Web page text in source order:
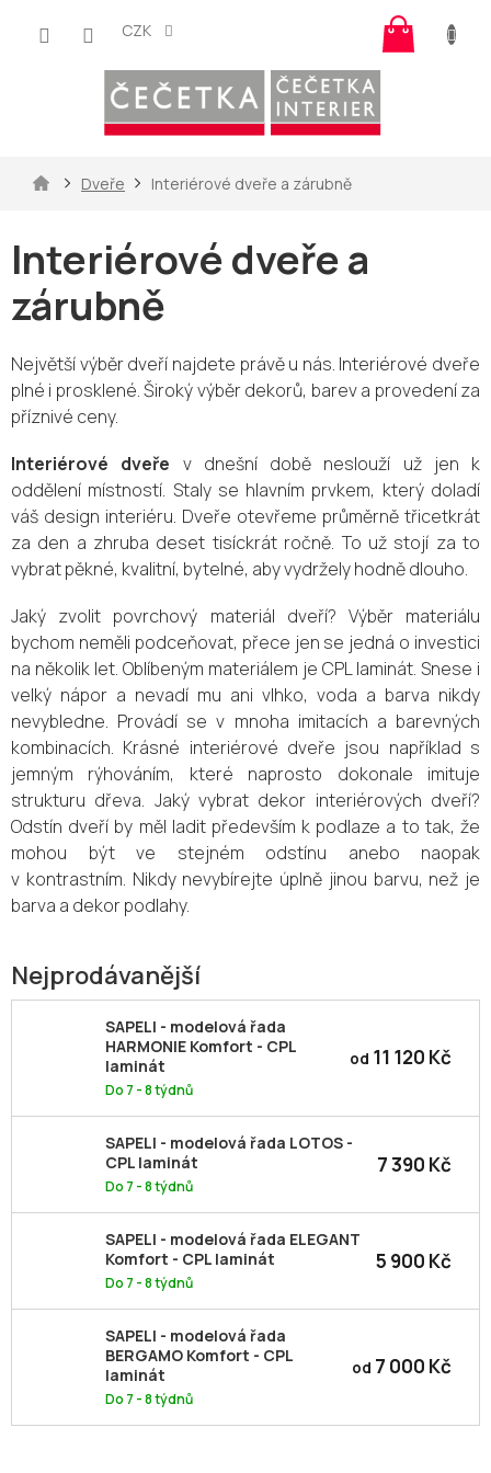
CZK
košík
DomůDveře Interiérové dveře a zárubně
Interiérové dveře a
zárubně
Největší výběr dveří najdete právě u nás. Interiérové dveře
plné i prosklené. Široký výběr dekorů, barev a provedení za
příznivé ceny.
Interiérové dveře v dnešní době neslouží už jen k
oddělení místností. Staly se hlavním prvkem, který doladí
váš design interiéru. Dveře otevřeme průměrně třicetkrát
za den a zhruba deset tisíckrát ročně. To už stojí za to
vybrat pěkné, kvalitní, bytelné, aby vydržely hodně dlouho.
Jaký zvolit povrchový materiál dveří? Výběr materiálu
bychom neměli podceňovat, přece jen se jedná o investici
na několik let. Oblíbeným materiálem je CPL laminát. Snese i
velký nápor a nevadí mu ani vlhko, voda a barva nikdy
nevybledne. Provádí se v mnoha imitacích a barevných
kombinacích. Krásné interiérové dveře jsou například s
jemným rýhováním, které naprosto dokonale imituje
strukturu dřeva. Jaký vybrat dekor interiérových dveří?
Odstín dveří by měl ladit především k podlaze a to tak, že
mohou být ve stejném odstínu anebo naopak
v kontrastním. Nikdy nevybírejte úplně jinou barvu, než je
barva a dekor podlahy.
Nejprodávanější
SAPELI - modelová řada
HARMONIE Komfort - CPL
laminát
Do 7 - 8 týdnů
od 11 120 Kč
SAPELI - modelová řada LOTOS -
CPL laminát
Do 7 - 8 týdnů
7 390 Kč
SAPELI - modelová řada ELEGANT
Komfort - CPL laminát
Do 7 - 8 týdnů
5 900 Kč
SAPELI - modelová řada
BERGAMO Komfort - CPL
laminát
Do 7 - 8 týdnů
od 7 000 Kč